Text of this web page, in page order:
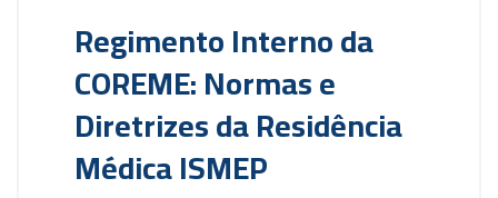
Regimento Interno da
COREME: Normas e
Diretrizes da Residência
Médica ISMEP